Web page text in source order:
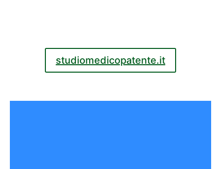
studiomedicopatente.it